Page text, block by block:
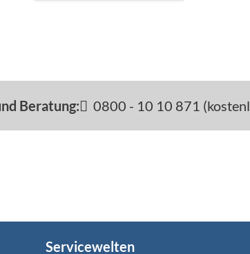
Beratung: 0800 - 10 10 871
Servicewelten